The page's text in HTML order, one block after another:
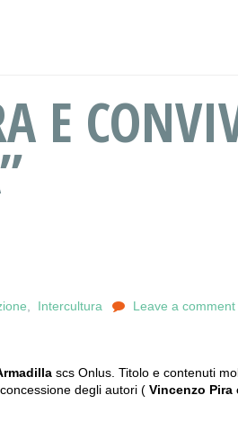
E
Intercultura Leave a comment
scs Onlus. Titolo e contenuti
degli autori ( Vincenzo Pira